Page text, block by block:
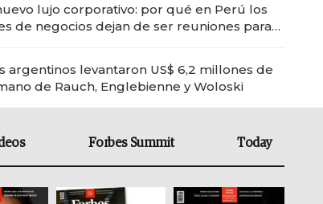
lujo corporativo: por qué en Perú los
de negocios dejan de ser reuniones para
argentinos levantaron US$ 6,2 millones de
de Rauch, Englebienne y Woloski
Forbes Summit Today